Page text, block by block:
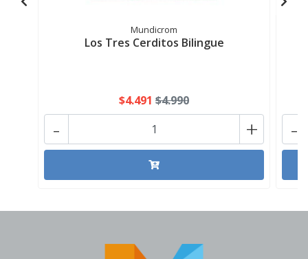
Mundicrom
Los Tres Cerditos Bilingue
$4.491 $4.990
+
- -